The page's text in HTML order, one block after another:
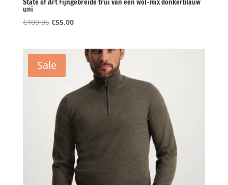
uni
€109,95 Oorspronkelijke
€109,95.
€55,00Huidige
€55,00.
Sale